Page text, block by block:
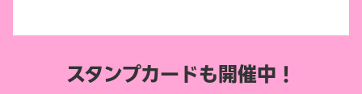
スタンプカードも開催中！